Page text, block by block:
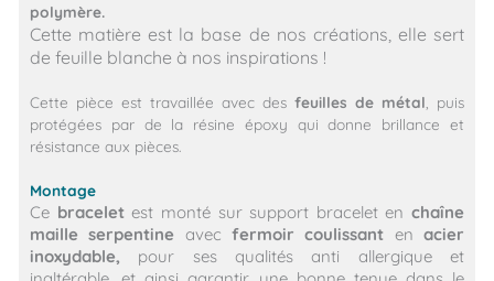
polymère.
Cette matière est la base de nos créations, elle sert
de feuille blanche à nos inspirations !
Cette pièce est travaillée avec des feuilles de métal , puis
protégées par de la résine époxy qui donne brillance et
résistance aux pièces.
Montage
Ce braceletest monté sur support bracelet en chaîne
maille serpentine avec fermoir coulissant en acier
inoxydable, pour ses qualités anti allergique et